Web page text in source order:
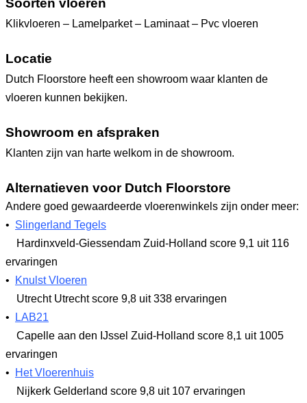
Klikvloeren – Lamelparket – Laminaat – Pvc vloeren
Locatie
Dutch Floorstore heeft een showroom waar klanten de
vloeren kunnen bekijken.
Showroom en afspraken
Klanten zijn van harte welkom in de showroom.
Alternatieven voor Dutch Floorstore
Andere goed gewaardeerde vloerenwinkels zijn onder meer:
• Slingerland Tegels
Hardinxveld-Giessendam Zuid-Holland score 9,1 uit 116
ervaringen
•
Knulst Vloeren
Utrecht Utrechtscore 9,8 uit 338 ervaringen
•
LAB21
Capelle aan den IJssel Zuid-Holland score 8,1 uit 1005
ervaringen
•
Het Vloerenhuis
Nijkerk Gelderland score 9,8 uit 107 ervaringen